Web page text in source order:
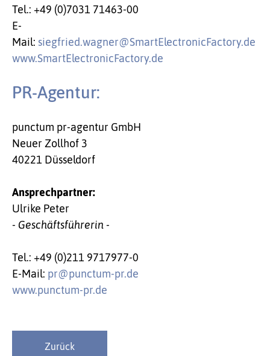
Tel.: +49 (0)7031 71463-00
E-
Mail: siegfried.wagner@SmartElectronicFactory.de
www.SmartElectronicFactory.de
PR-Agentur:
punctum pr-agentur GmbH
Neuer Zollhof 3
40221 Düsseldorf
Ansprechpartner:
Ulrike Peter
- Geschäftsführerin -
Tel.: +49 (0)211 9717977-0
E-Mail: pr@punctum-pr.de
www.punctum-pr.de
Zurück